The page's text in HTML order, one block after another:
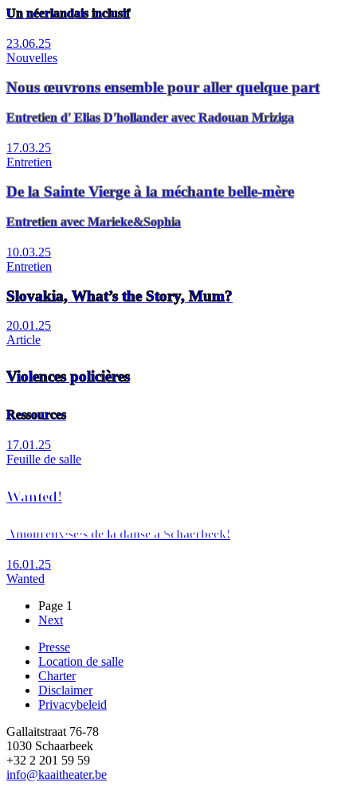
Un néerlandais inclusif
23.06.25
Nouvelles
Nous œuvrons ensemble pour aller quelque part
Entretien d' Elias D'hollander avec Radouan Mriziga
17.03.25
Entretien
De la Sainte Vierge à la méchante belle-mère
Entretien avec Marieke&Sophia
10.03.25
Entretien
Slovakia, What’s the Story, Mum?
20.01.25
Article
Violences policières
Ressources
17.01.25
Feuille de salle
Wanted!
Amoureux·se·s de la danse à Schaerbeek!
16.01.25
Wanted
Pagination
Page 1
Page
Next
Footer
Presse
Location de salle
Charter
Disclaimer
Privacybeleid
Gallaitstraat 76-78
1030 Schaarbeek
+32 2 201 59 59
info@kaaitheater.be